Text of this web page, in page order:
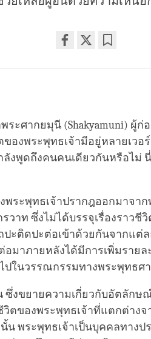
on
ระศากยมุนี (Shakyamuni) ผู้
ของพระพุทธเจ้ามีอยู่หลายเว
ลังพูดถึงคนคนเดียวกันหรือไม่
พระพุทธเจ้าปรากฎออกมาจา
วาท ซึ่งไม่ได้บรรจุเรื่องราวชี
ปะติดปะต่อเข้าด้วยกันจากแ
อมาภายหลังได้มีการเพิ่มราย
ปในวรรณกรรมทางพระพุทธศ
งขยายความเกี่ยวกับอัตลักษ
ตของพระพุทธเจ้าที่แตกต่างจ
น พระพุทธเจ้าเป็นบุคคลทาง